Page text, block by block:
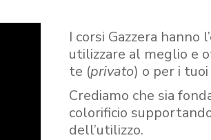
I corsi Gazzera hanno
utilizzare al meglio e
te (privato) o per i
Crediamo che sia
colorificio
dell’utilizzo.